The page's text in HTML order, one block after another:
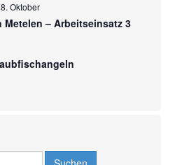
Oktober
Metelen – Arbeitseinsatz 3